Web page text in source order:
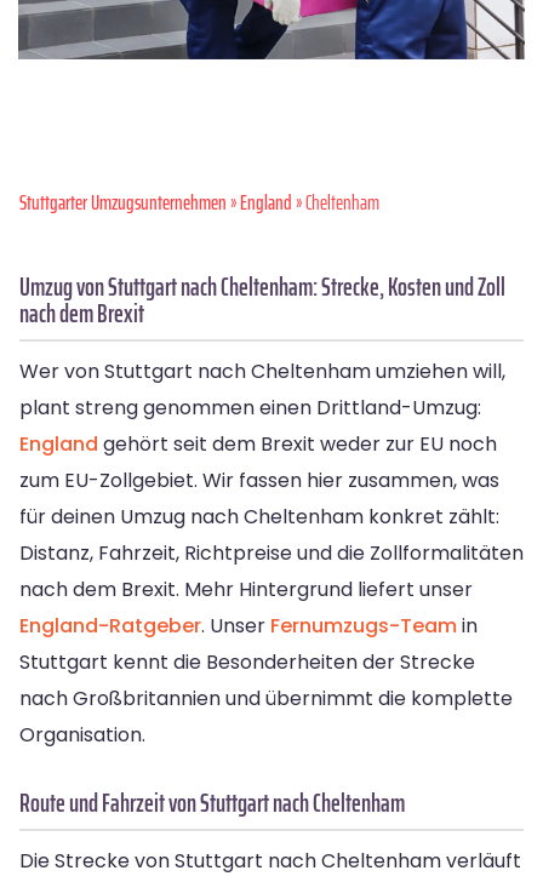
Stuttgarter Umzugsunternehmen»England» Cheltenham
Umzug von Stuttgart nach Cheltenham: Strecke, Kosten und Zoll
nach dem Brexit
Wer von Stuttgart nach Cheltenham umziehen will,
plant streng genommen einen Drittland-Umzug:
England gehört seit dem Brexit weder zur EU noch
zum EU-Zollgebiet. Wir fassen hier zusammen, was
für deinen Umzug nach Cheltenham konkret zählt:
Distanz, Fahrzeit, Richtpreise und die Zollformalitäten
nach dem Brexit. Mehr Hintergrund liefert unser
England-Ratgeber. Unser Fernumzugs-Teamin
Stuttgart kennt die Besonderheiten der Strecke
nach Großbritannien und übernimmt die komplette
Organisation.
Route und Fahrzeit von Stuttgart nach Cheltenham
Die Strecke von Stuttgart nach Cheltenham verläuft